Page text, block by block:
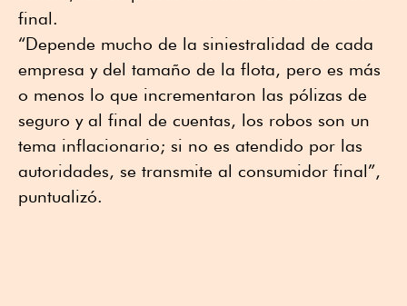
final.
“Depende mucho de la siniestralidad de cada
empresa y del tamaño de la flota, pero es más
o menos lo que incrementaron las pólizas de
seguro y al final de cuentas, los robos son un
tema inflacionario; si no es atendido por las
autoridades, se transmite al consumidor final”,
puntualizó.